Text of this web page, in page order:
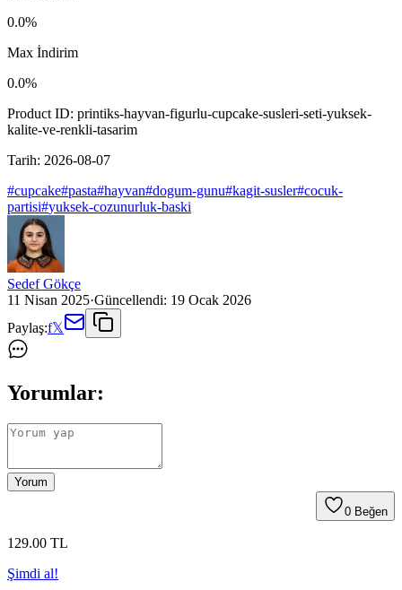
0.0%
Max İndirim
0.0%
Product ID: printiks-hayvan-figurlu-cupcake-susleri-seti-yuksek-
kalite-ve-renkli-tasarim
Tarih: 2026-08-07
#cupcake#pasta#hayvan#dogum-gunu#kagit-susler#cocuk-
partisi#yuksek-cozunurluk-baski
Sedef Gökçe
11 Nisan 2025·Güncellendi: 19 Ocak 2026
Paylaş:f𝕏
Yorumlar:
Yorum
0 Beğen
129.00 TL
Şimdi al!